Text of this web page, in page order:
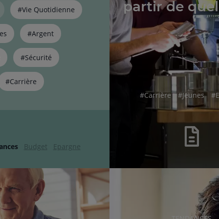
#Vie Quotidienne
#Argent
#Sécurité
#Carrière
Budget Epargne
partir de
hashtag
#Carrière hashtag
#Jeunes #